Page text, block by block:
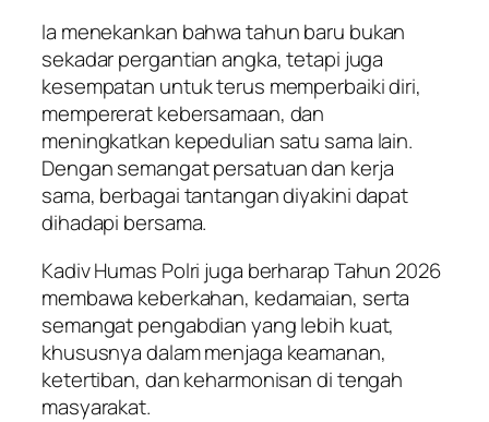
Ia menekankan bahwa tahun baru bukan
sekadar pergantian angka, tetapi juga
kesempatan untuk terus memperbaiki diri,
mempererat kebersamaan, dan
meningkatkan kepedulian satu sama lain.
Dengan semangat persatuan dan kerja
sama, berbagai tantangan diyakini dapat
dihadapi bersama.
Kadiv Humas Polri juga berharap Tahun 2026
membawa keberkahan, kedamaian, serta
semangat pengabdian yang lebih kuat,
khususnya dalam menjaga keamanan,
ketertiban, dan keharmonisan di tengah
masyarakat.